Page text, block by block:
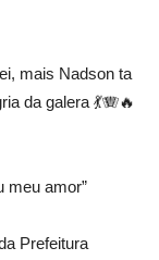
mais Nadson ta
da galera 💃🪗🔥
meu amor”
Prefeitura